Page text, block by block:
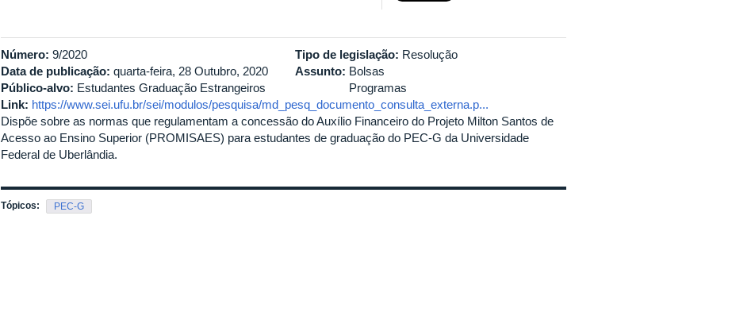
Número: 9/2020
Data de publicação: quarta-feira, 28 Outubro, 2020
Público-alvo: Estudantes Graduação Estrangeiros
Tipo de legislação: Resolução
Assunto: Bolsas
Programas
Link: https://www.sei.ufu.br/sei/modulos/pesquisa/md_pesq_documento_consulta_externa.p...
Dispõe sobre as normas que regulamentam a concessão do Auxílio Financeiro do Projeto Milton Santos de
Acesso ao Ensino Superior (PROMISAES) para estudantes de graduação do PEC-G da Universidade
Federal de Uberlândia.
Tópicos: PEC-G